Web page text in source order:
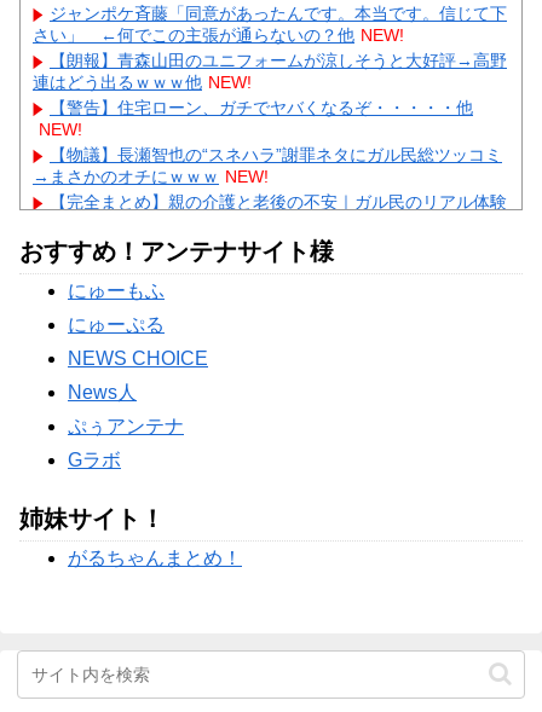
ジャンポケ斉藤「同意があったんです。本当です。信じて下
さい」 ←何でこの主張が通らないの？他 NEW!
【朗報】青森山田のユニフォームが涼しそうと大好評→高野
連はどう出るｗｗｗ他 NEW!
【警告】住宅ローン、ガチでヤバくなるぞ・・・・・他
NEW!
【物議】長瀬智也の“スネハラ”謝罪ネタにガル民総ツッコミ
→まさかのオチにｗｗｗ NEW!
【完全まとめ】親の介護と老後の不安｜ガル民のリアル体験
【物議】元TBSアナ山本里菜が離婚報告→”宝物”発言にガル
民総ツッコミｗｗｗ NEW!
【物議】田中圭、違約金完済を飲み会で宣言→ガル民「反省
ゼロ」と大荒れｗｗｗ
Powered by livedoor 相互RSS
おすすめ！アンテナサイト様
にゅーもふ
にゅーぷる
NEWS CHOICE
News人
ぷぅアンテナ
Gラボ
姉妹サイト！
がるちゃんまとめ！